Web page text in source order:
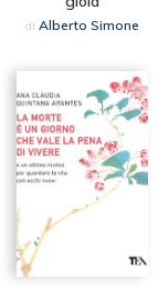
diAlberto Simone